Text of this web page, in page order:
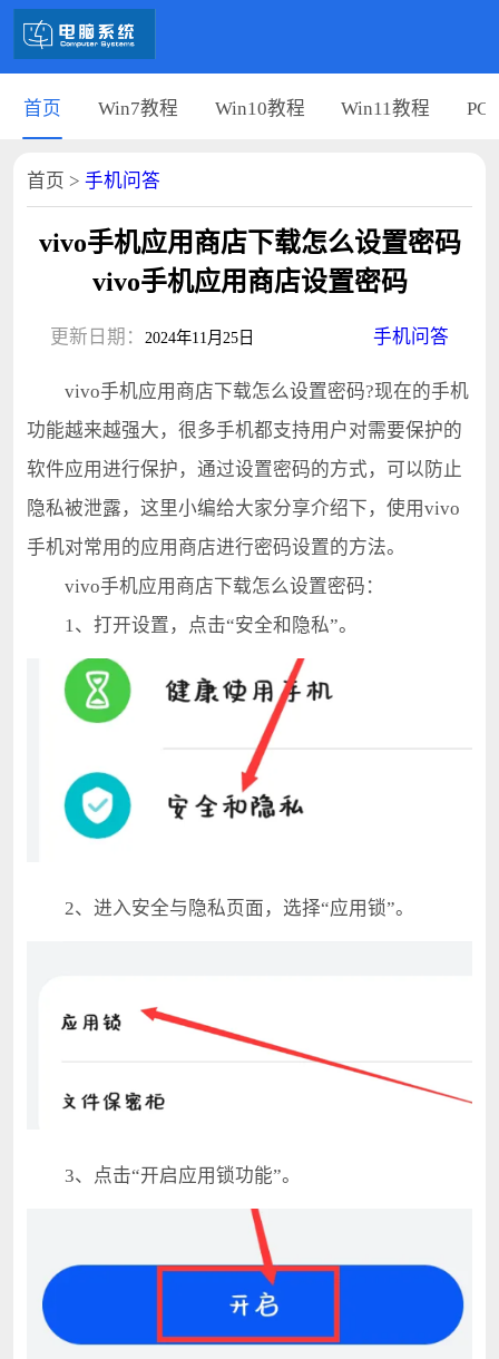
首页 Win7教程 Win10教程 Win11教程 PC
首页 > 手机问答
vivo手机应用商店下载怎么设置密码
vivo手机应用商店设置密码
更新日期： 2024年11月25日 手机问答
vivo手机应用商店下载怎么设置密码?现在的手机
功能越来越强大，很多手机都支持用户对需要保护的
软件应用进行保护，通过设置密码的方式，可以防止
隐私被泄露，这里小编给大家分享介绍下，使用vivo
手机对常用的应用商店进行密码设置的方法。
vivo手机应用商店下载怎么设置密码：
1、打开设置，点击“安全和隐私”。
2、进入安全与隐私页面，选择“应用锁”。
3、点击“开启应用锁功能”。